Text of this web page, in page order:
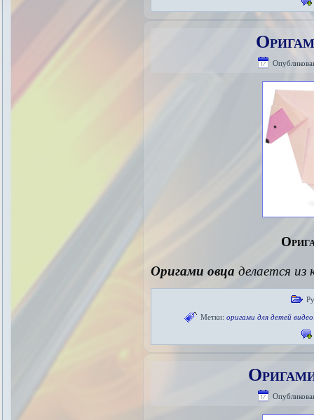
Оригами овца делается
Метки: оригами для детей видео